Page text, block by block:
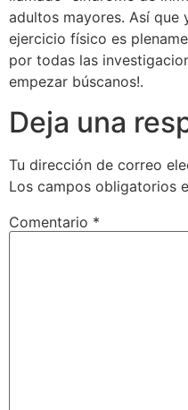
adultos mayores. Así que
ejercicio físico es
por todas las
empezar búscanos!.
Deja una
Tu dirección de correo
Los campos obligatorios
Comentario *